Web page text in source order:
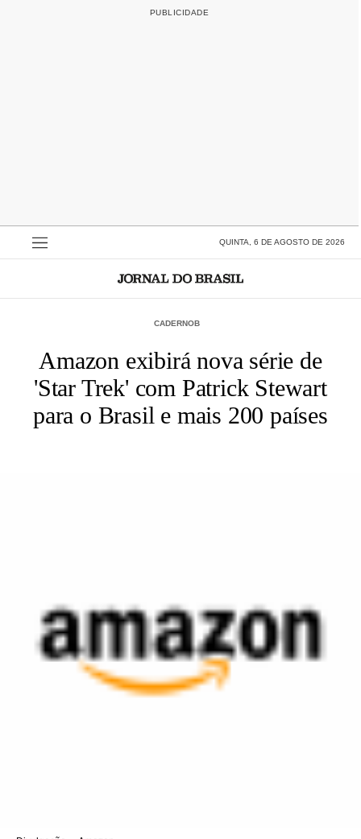
QUINTA, 6 DE AGOSTO DE 2026
CADERNOB
Amazon exibirá nova série de
'Star Trek' com Patrick Stewart
para o Brasil e mais 200 países